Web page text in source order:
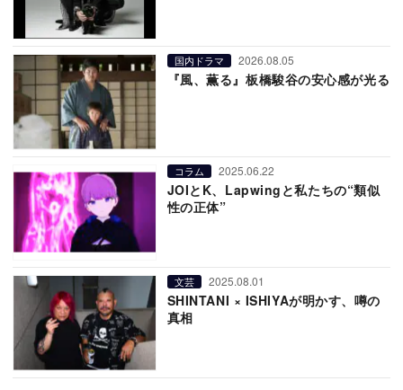
国内ドラマ 2026.08.05
『風、薫る』板橋駿谷の安心感が光る
コラム 2025.06.22
JOIとK、Lapwingと私たちの“類似
性の正体”
文芸 2025.08.01
SHINTANI × ISHIYAが明かす、噂の
真相